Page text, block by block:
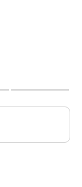
plasticien du
exil comme